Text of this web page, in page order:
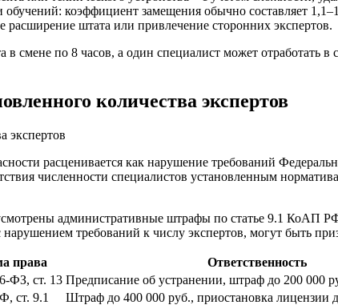
коэффициент замещения обычно составляет
расширение штата или привлечение сторонних экспертов.
смене по 8 часов, а один специалист может отработать
количества экспертов
расценивается как нарушение требований
численности специалистов установленным
административные штрафы по статье 9.1 КоАП
требований к числу экспертов, могут быть
права
Ответственность
ФЗ, ст. 13 Предписание об устранении, штраф до 200 000
ст. 9.1
Штраф до 400 000 руб., приостановка лицензии